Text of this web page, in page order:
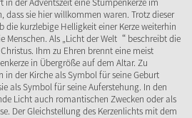
dass sie hier willkommen waren. Trotz dieser
kurzlebige Helligkeit einer Kerze weiterhin
Menschen. Als „Licht der Welt“ beschreibt die
Ihm zu Ehren brennt eine meist
in Übergröße auf dem Altar. Zu
in der Kirche als Symbol für seine Geburt
als Symbol für seine Auferstehung. In den
Licht auch romantischen Zwecken oder als
Der Gleichstellung des Kerzenlichts mit dem